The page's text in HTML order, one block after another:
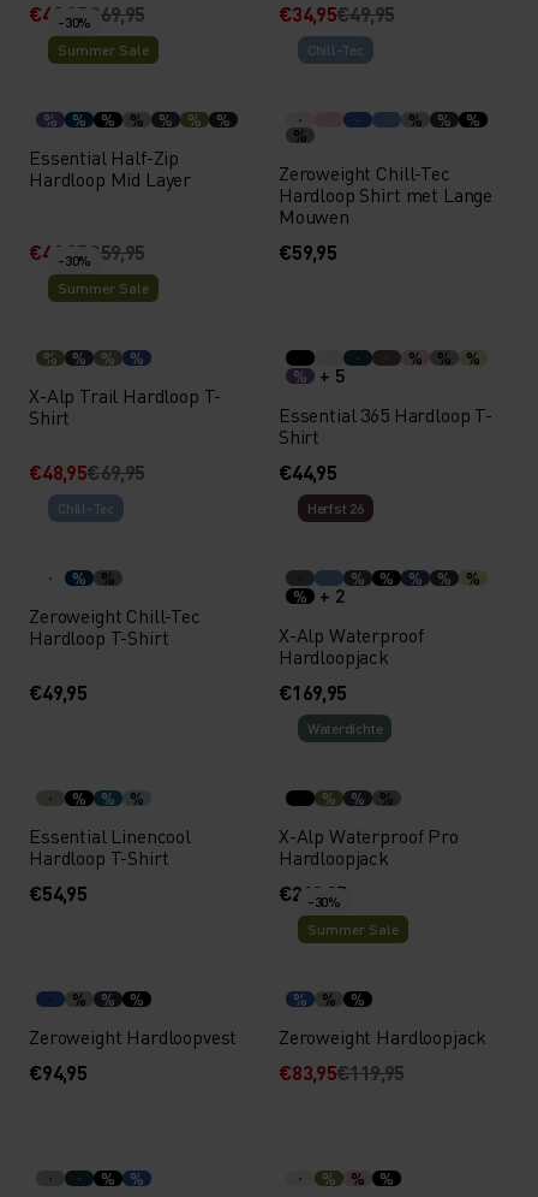
€48,95€69,95
€34,95€49,95
-30%
Summer Sale
% % % % % % %
Essential Half-Zip
Hardloop Mid Layer
€41,95€59,95
Chill-Tec
% % %
%
Zeroweight Chill-Tec
Hardloop Shirt met Lange
Mouwen
€59,95
-30%
Summer Sale
% % % %
X-Alp Trail Hardloop T-
Shirt
€48,95€69,95
% %
%
%
+ 5
Essential 365 Hardloop T-
Shirt
€44,95
Chill-Tec
% %
Zeroweight Chill-Tec
Hardloop T-Shirt
€49,95
Herfst 26
% % % %
%
%
+ 2
X-Alp Waterproof
Hardloopjack
€169,95
% % %
Essential Linencool
Hardloop T-Shirt
€54,95
Waterdichte
% % %
X-Alp Waterproof Pro
Hardloopjack
€219,95
% % %
Zeroweight Hardloopvest
€94,95
-30%
Summer Sale
% % %
Zeroweight Hardloopjack
€83,95€119,95
% % % % %